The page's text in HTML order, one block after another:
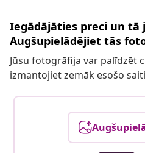
Iegādājāties preci un tā
Augšupielādējiet tās
Jūsu fotogrāfija var palīdzēt
izmantojiet zemāk esošo